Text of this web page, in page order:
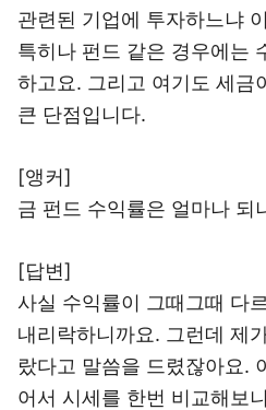
관련된 기업에 투자하느냐
특히나 펀드 같은 경우에는
하고요. 그리고 여기도 세금
큰 단점입니다.
[앵커]
금 펀드 수익률은 얼마나 되
[답변]
사실 수익률이 그때그때 다
내리락하니까요. 그런데 제
랐다고 말씀을 드렸잖아요.
어서 시세를 한번 비교해보